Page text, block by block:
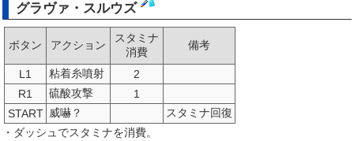
グラヴァ・スルウズ
ボタン アクション
スタミナ
消費
備考
L1 粘着糸噴射
2
R1
硫酸攻撃
1
START 威嚇？
スタミナ回復
・ダッシュでスタミナを消費。